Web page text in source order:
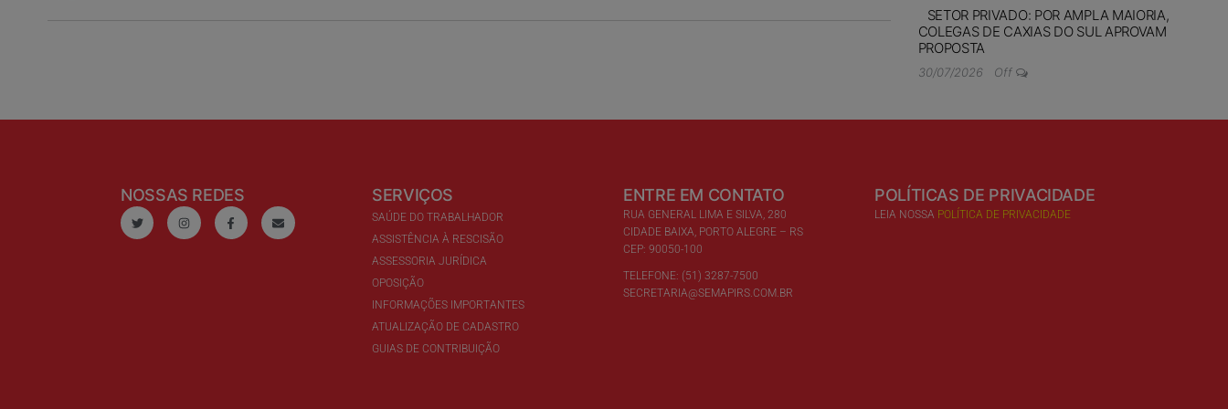
SETOR PRIVADO: POR AMPLA MAIORIA,
COLEGAS DE CAXIAS DO SUL APROVAM
PROPOSTA
30/07/2026 Off
NOSSAS REDES SERVIÇOS
SAÚDE DO TRABALHADOR
ASSISTÊNCIA À RESCISÃO
ASSESSORIA JURÍDICA
OPOSIÇÃO
INFORMAÇÕES IMPORTANTES
ATUALIZAÇÃO DE CADASTRO
GUIAS DE CONTRIBUIÇÃO
ENTRE EM CONTATO
RUA GENERAL LIMA E SILVA, 280
CIDADE BAIXA, PORTO ALEGRE – RS
CEP: 90050-100
TELEFONE: (51) 3287-7500
SECRETARIA@SEMAPIRS.COM.BR
POLÍTICAS DE PRIVACIDADE
LEIA NOSSA POLÍTICA DE PRIVACIDADE